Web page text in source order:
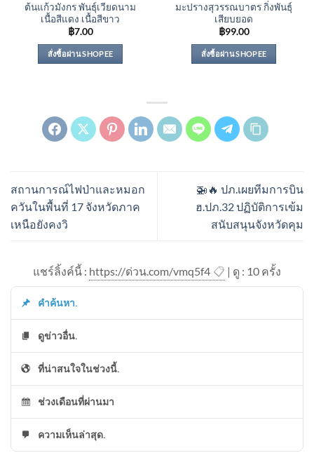
ต้นแก้วมังกร พันธุ์เวียดนาม
เนื้อสีแดง เนื้อสีขาว
฿7.00
สั่งซื้อผ่าน SHOPEE
มะปรางสุวรรณบาตร กิ่งพันธุ์
เสียบยอด
฿99.00
สั่งซื้อผ่าน SHOPEE
สถานการณ์ไฟป่าและหมอก
ควันในพื้นที่ 17 จังหวัดภาค
เหนือยังคงวิ
🚁🔥 ปภ.เผยทีมการบิน
ฮ.ปภ.32 ปฏิบัติการเข้ม
สนับสนุนจังหวัดคุม
แชร์ลิ้งค์นี้ : https://ด่วน.com/vmq5f4 📋 | ดู : 10 ครั้ง
คำค้นหา.
ดูข่าวอื่น.
ที่น่าสนใจในช่วงนี้.
ช่วงเดือนที่ผ่านมา
ความเห็นล่าสุด.